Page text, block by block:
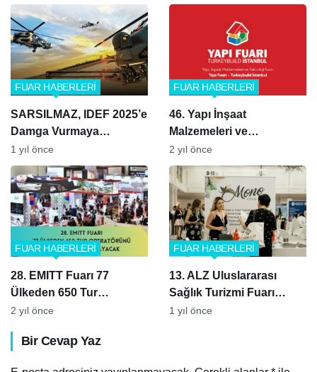
SARSILMAZ, IDEF 2025’e
Damga Vurmaya
Hazırlanıyor
FUAR HABERLERİ
1 yıl önce
46. Yapı İnşaat
Malzemeleri ve
Teknolojileri Fuarı
FUAR HABERLERİ
2 yıl önce
28. EMITT Fuarı 77
Ülkeden 650 Tur
Operatörünü İstanbul’da
FUAR HABERLERİ
2 yıl önce
13. ALZ Uluslararası
Sağlık Turizmi Fuarı
tamamlandı
FUAR HABERLERİ
1 yıl önce
Bir Cevap Yaz